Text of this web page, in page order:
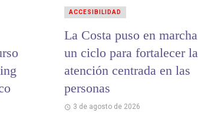
La Costa puso en marcha
un ciclo para fortalecer la
atención centrada en las
personas
3 de agosto de 2026
ACCESIBILIDAD